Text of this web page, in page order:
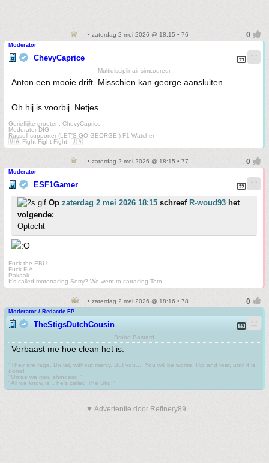
• zaterdag 2 mei 2026 @ 18:15 • 76
Moderator
ChevyCaprice
Multidisciplinair simcoureur
Anton een mooie drift. Misschien kan george aansluiten.
Oh hij is voorbij. Netjes.
Gerieflijke groeten, ChevyCaprice
Moderator DIG
Russell-supporter (LET'S GO GEORGE!) F1 Watcher
🇺🇦 Fight Fight Fight! 🇺🇦
• zaterdag 2 mei 2026 @ 18:15 • 77
Moderator
ESF1Gamer
Op zaterdag 2 mei 2026 18:15 schreef R-woud93 het
volgende:
Optocht
Fuck the EBU
Fuck FIA
Pakaak
It's called motorracing.Sorry? We went to carracing Toto
• zaterdag 2 mei 2026 @ 18:16 • 78
Moderator / Redactie FP
TheStigsDutchCousin
Brabo Bastard
Verbaast me hoe clean het is.
"They are rage. Brutal, without mercy. But you.... You will be worse. Rip and tear, until it is
done!"
"Omae wa mou shindeiru."
"All we know is... he's called The Stig!"
▼ Advertentie door Refinery89